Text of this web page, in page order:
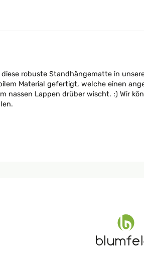
robuste Standhängematte in
Material gefertigt, welche einen
nassen Lappen drüber wischt. :) Wir